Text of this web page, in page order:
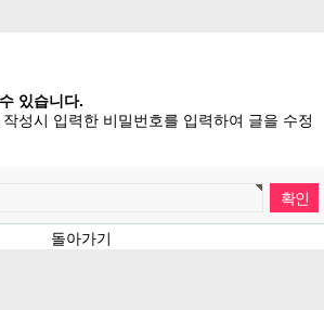
있습니다.
성시 입력한 비밀번호를 입력하여 글을 수정
돌아가기